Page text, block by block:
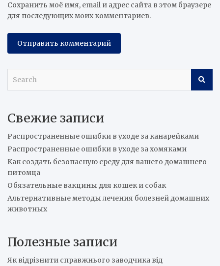
Сохранить моё имя, email и адрес сайта в этом браузере
для последующих моих комментариев.
c
Свежие записи
Распространенные ошибки в уходе за канарейками
Распространенные ошибки в уходе за хомяками
Как создать безопасную среду для вашего домашнего
питомца
Обязательные вакцины для кошек и собак
Альтернативные методы лечения болезней домашних
животных
Полезные записи
Як відрізнити справжнього заводчика від